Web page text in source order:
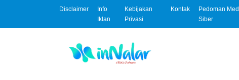
Disclaimer
Info
Iklan
Kebijakan
Privasi
Kontak
Pedoman
Siber